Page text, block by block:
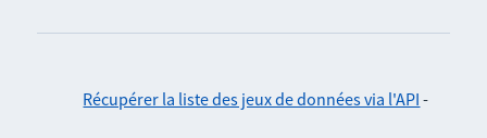
Récupérer la liste des jeux de données via l'API -